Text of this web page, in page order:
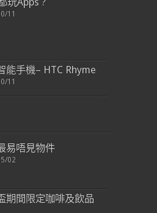
11
能手機– HTC Rhyme
11
易唔見物件
02
期間限定咖啡及飲品